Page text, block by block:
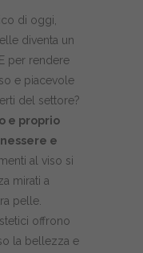
di oggi,
diventa un
per rendere
e piacevole
del settore?
e proprio
e
al viso si
mirati a
pelle.
offrono
la bellezza e